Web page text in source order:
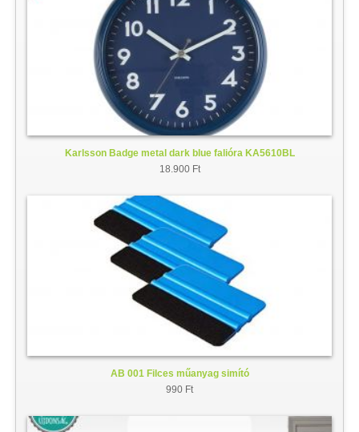
Karlsson Badge metal dark blue falióra KA5610BL
18.900 Ft
AB 001 Filces műanyag simító
990 Ft